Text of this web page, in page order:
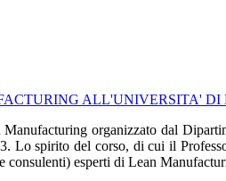
ALL'UNIVERSITA' DI
organizzato dal
Lo spirito del corso, di cui il
consulenti) esperti di Lean